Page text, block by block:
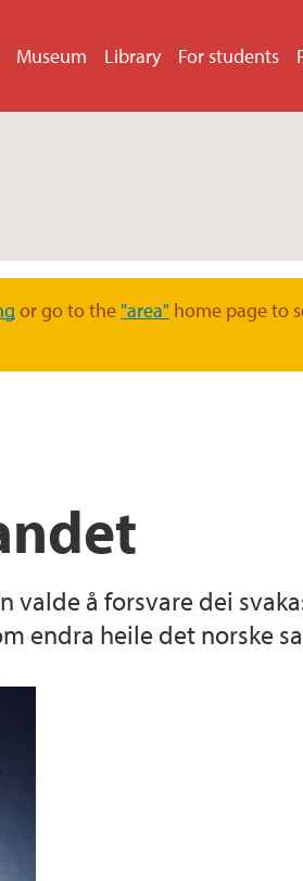
Museum Library For students
or go to the "area" home page to
valde å forsvare dei
endra heile det norske